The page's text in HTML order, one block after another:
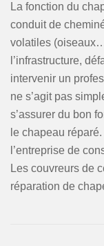
La fonction du
conduit de
volatiles
l’infrastructure,
intervenir un
ne s’agit pas
s’assurer du bon
le chapeau
l’entreprise de
Les couvreurs de
réparation de